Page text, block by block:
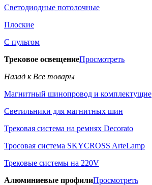
Светодиодные потолочные
Плоские
С пультом
Трековое освещениеПросмотреть
Назад к Все товары
Магнитный шинопровод и комплектущие
Светильники для магнитных шин
Трековая система на ремнях Decorato
Тросовая система SKYCROSS ArteLamp
Трековые системы на 220V
Алюминиевые профилиПросмотреть